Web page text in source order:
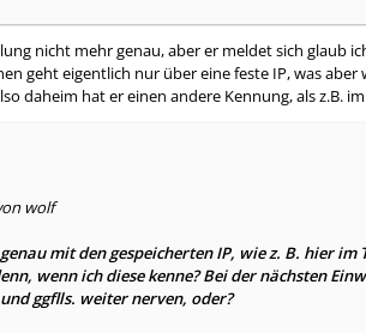
nicht mehr genau, aber er meldet sich glaub
geht eigentlich nur über eine feste IP, was
daheim hat er einen andere Kennung, als z.B.
wolf
mit den gespeicherten IP, wie z. B. hier im
wenn ich diese kenne? Bei der nächsten
ggflls. weiter nerven, oder?